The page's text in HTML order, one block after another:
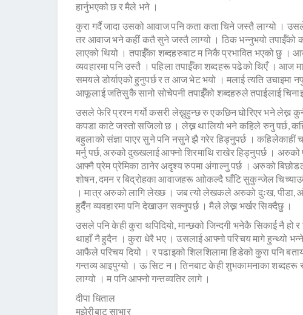
हार्नुभएको छ र मैले भने ।
कुरा गर्दै जादा उसको आवाज पनि कता कता चिने जस्तै लाग्यो । उसले
तर आवाज भने कहीं कतै सुने जस्तै लाग्यो । ठिक भन्नुभयो तपाईँको
लाएको थियो । तपाईँका शब्दहरुबाट म निकै प्रभावित भएको छु ।
व्यवहारमा पनि उस्तै । पहिला तपाईँका शब्दहरू पढेको थिएँ । आज
समयले डोर्याएको हुनुपर्छ र त आज भेट भयो । मलाई त्यति उचाइमा
आफूलाई जतिसुकै सानो सोचेपनी तपाईँको शब्दहरुले तपाईलाई
उसले फेरि प्रश्न गर्यो कसरी लेख्नुहुन्छ रु एकछिन घोरिएर भने
कपडा काटे जस्तो सजिलो छ । लेख्न थालियो भने कहिले रुनु पर्छ,
बहुलाको संज्ञा पाएर सुने पनि नसुने झै गरेर हिड्नुपर्छ ।
मर्नु पर्छ, अरुको दुख्खलाई आफ्नो शिरमाथि राखेर हिड्नुपर्छ ।
आफ्नै प्रेम प्रेमिका ठानेर अदृश्य रुपमा अंगाल्नु पर्छ । अरुको
शोषन, दमन र बिद्रोहका आवाजहरू आोकल्दै घाँटि सुकुन्जेल
। मात्र अरुको लागि लेख्छ । जब त्यो लेखकले अरुको दुःख,
हुदैँन व्यवहारमा पनि देखाउन सक्नुपर्छ । मैले लेख्न भर्खर सिक्दैछु ।
उसले पनि केही कुरा थपिदियो, मान्छको जिन्दगी भनेकै सिकाई नै हो
थाहाँ नै हुदैन । कुरा धेरै भए । उसलाई आफ्नो परिचय मागे हुन्थ्यो
आफैले परिचय दियो । र पढाइको शिलशिलामा हिडेको कुरा पनि
गन्तव्य आइपुग्यो । ऊ सिट न। तिनबाट केही शुभकामनाका शब्दहरू
लाग्यो । म पनि आफ्नो गन्तव्यतिर लागे ।
दीपा धिताल
मझेरीबाट साभार